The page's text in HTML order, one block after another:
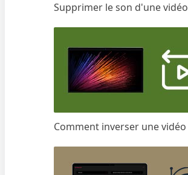
Supprimer le son d'une vidéo
Comment inverser une vidéo